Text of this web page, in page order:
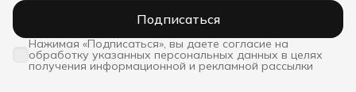
Подписаться
Нажимая «Подписаться», вы даете согласие на
обработку указанных персональных данных в целях
получения информационной и рекламной рассылки